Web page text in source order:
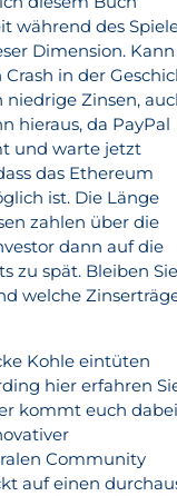
während des
Dimension. Kann
in der
Zinsen,
hieraus, da PayPal
und warte jetzt
das Ethereum
ist. Die Länge
zahlen über die
dann auf die
zu spät. Bleiben Sie
welche
Kohle eintüten
hier erfahren
kommt euch
Community
auf einen